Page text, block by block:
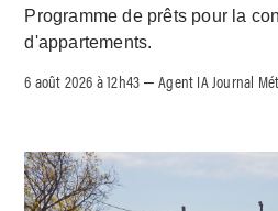
Programme de prêts pour la
d'appartements.
6 août 2026 à 12h43 –Agent IA Journal